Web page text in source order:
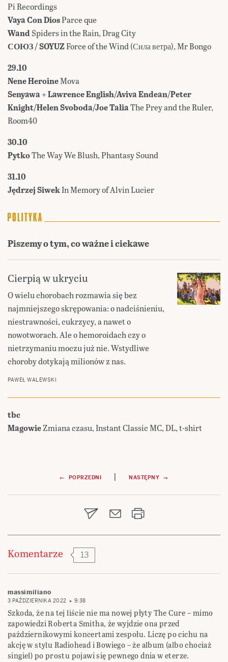
Pi Recordings
Vaya Con DiosParce que
WandSpiders in the Rain, Drag City
СОЮЗ / SOYUZForce of the Wind (Сила ветра), Mr Bongo
29.10
Nene HeroineMova
Senyawa + Lawrence English/Aviva Endean/Peter
Knight/Helen Svoboda/Joe TaliaThe Prey and the Ruler,
Room40
30.10
PytkoThe Way We Blush, Phantasy Sound
31.10
Jędrzej SiwekIn Memory of Alvin Lucier
Piszemy o tym, co ważne i ciekawe
Cierpią w ukryciu
O wielu chorobach rozmawia się bez
najmniejszego skrępowania: o nadciśnieniu,
niestrawności, cukrzycy, a nawet o
nowotworach. Ale o hemoroidach czy o
nietrzymaniu moczu już nie. Wstydliwe
choroby dotykają milionów z nas.
PAWEŁ WALEWSKI
tbc
MagowieZmiana czasu, Instant Classic MC, DL, t-shirt
Nawigacja
wpisu
← POPRZEDNI | NASTĘPNY →
Komentarze 13
massimiliano
3 PAŹDZIERNIKA 2022 9:38
Szkoda, że na tej liście nie ma nowej płyty The Cure – mimo
zapowiedzi Roberta Smitha, że wyjdzie ona przed
październikowymi koncertami zespołu. Liczę po cichu na
akcję w stylu Radiohead i Bowiego – że album (albo chociaż
singiel) po prostu pojawi się pewnego dnia w eterze.